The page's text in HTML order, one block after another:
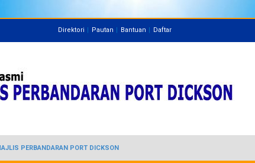
Direktori Pautan Bantuan Daftar
PERBANDARAN PORT DICKSON